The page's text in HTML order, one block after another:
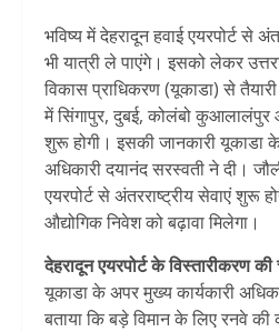
भविष्य में देहरादून हवाई एयरपोर्ट से
भी यात्री ले पाएंगे। इसको लेकर
विकास प्राधिकरण (यूकाडा) से
में सिंगापुर, दुबई, कोलंबो
शुरू होगी। इसकी जानकारी यूकाडा
अधिकारी दयानंद सरस्वती ने दी।
एयरपोर्ट से अंतरराष्ट्रीय सेवाएं शुरू
औद्योगिक निवेश को बढ़ावा मिलेगा।
देहरादून एयरपोर्ट के विस्तारीकरण
यूकाडा के अपर मुख्य कार्यकारी
बताया कि बड़े विमान के लिए रनवे